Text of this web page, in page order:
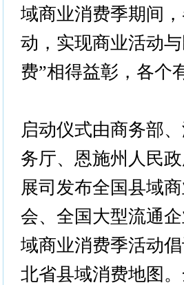
域商业消费季期间
动，实现商业活动
费”相得益彰，各个
启动仪式由商务部
务厅、恩施州人民
展司发布全国县域
会、全国大型流通
域商业消费季活动
北省县域消费地图